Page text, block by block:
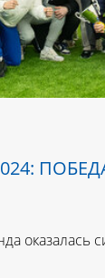
оказалась